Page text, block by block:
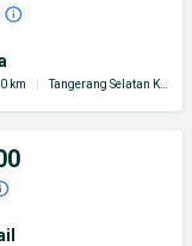
km Tangerang Selatan Kota